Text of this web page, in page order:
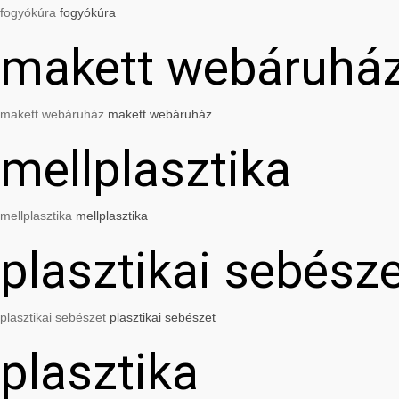
fogyókúra fogyókúra
makett
makett webáruház makett webáruház
mellplasztika
mellplasztika mellplasztika
plasztikai
plasztikai sebészet plasztikai sebészet
plasztika